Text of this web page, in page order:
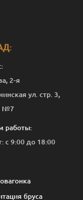
2-я
ул. стр. 3,
№7
работы:
с 9:00 до 18:00
бруса